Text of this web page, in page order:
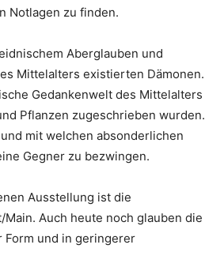
Notlagen zu finden.
Aberglauben und
Mittelalters existierten Dämonen.
Gedankenwelt des Mittelalters
Pflanzen zugeschrieben wurden.
mit welchen absonderlichen
Gegner zu bezwingen.
Ausstellung ist die
Auch heute noch glauben die
Form und in geringerer